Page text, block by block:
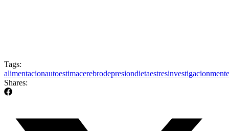
Tags:
alimentacionautoestimacerebrodepresiondietaestresinvestigacionmente
Shares: